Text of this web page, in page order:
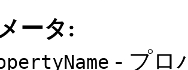
ータ:
- プロ